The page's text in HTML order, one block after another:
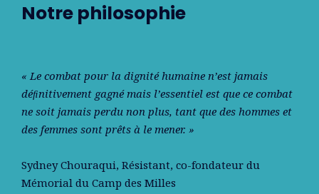
Notre philosophie
« Le combat pour la dignité humaine n’est jamais
déﬁnitivement gagné mais l’essentiel est que ce combat
ne soit jamais perdu non plus, tant que des hommes et
des femmes sont prêts à le mener. »
Sydney Chouraqui, Résistant, co-fondateur du
Mémorial du Camp des Milles